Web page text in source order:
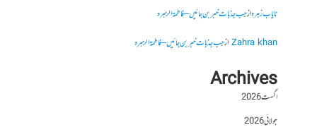
نایاب زہرہازجب جذبات خبر بن جائیں – فاطمۃالزہرہ
Zahra khanازجب جذبات خبر بن جائیں – فاطمۃالزہرہ
Archives
اگست 2026
جولائی 2026